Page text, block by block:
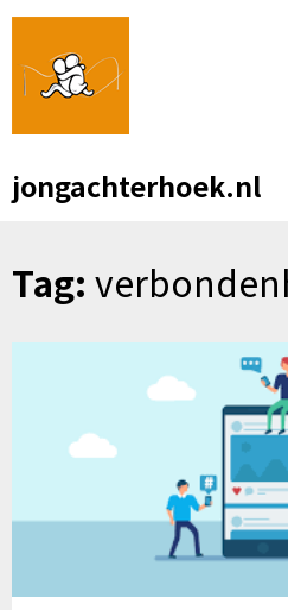
Skip
content
jongachterhoek.nl
Tag: